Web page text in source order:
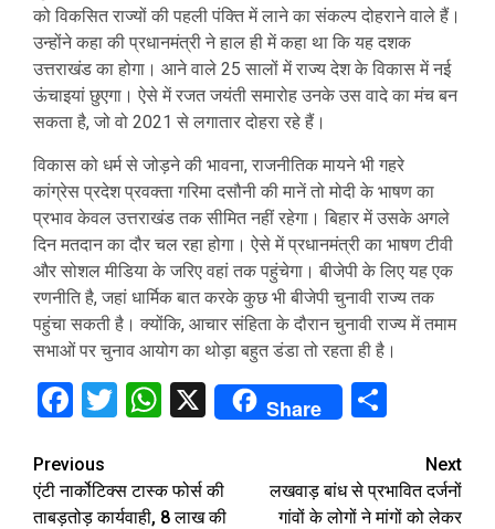
को विकसित राज्यों की पहली पंक्ति में लाने का संकल्प दोहराने वाले हैं।
उन्होंने कहा की प्रधानमंत्री ने हाल ही में कहा था कि यह दशक
उत्तराखंड का होगा। आने वाले 25 सालों में राज्य देश के विकास में नई
ऊंचाइयां छुएगा। ऐसे में रजत जयंती समारोह उनके उस वादे का मंच बन
सकता है, जो वो 2021 से लगातार दोहरा रहे हैं।
विकास को धर्म से जोड़ने की भावना, राजनीतिक मायने भी गहरे
कांग्रेस प्रदेश प्रवक्ता गरिमा दसौनी की मानें तो मोदी के भाषण का
प्रभाव केवल उत्तराखंड तक सीमित नहीं रहेगा। बिहार में उसके अगले
दिन मतदान का दौर चल रहा होगा। ऐसे में प्रधानमंत्री का भाषण टीवी
और सोशल मीडिया के जरिए वहां तक पहुंचेगा। बीजेपी के लिए यह एक
रणनीति है, जहां धार्मिक बात करके कुछ भी बीजेपी चुनावी राज्य तक
पहुंचा सकती है। क्योंकि, आचार संहिता के दौरान चुनावी राज्य में तमाम
सभाओं पर चुनाव आयोग का थोड़ा बहुत डंडा तो रहता ही है।
Facebook
TwitterWhatsApp
X Share
Continue
Reading
Previous
एंटी नार्कोटिक्स टास्क फोर्स की
ताबड़तोड़ कार्यवाही, 8 लाख की
Next
लखवाड़ बांध से प्रभावित दर्जनों
गांवों के लोगों ने मांगों को लेकर